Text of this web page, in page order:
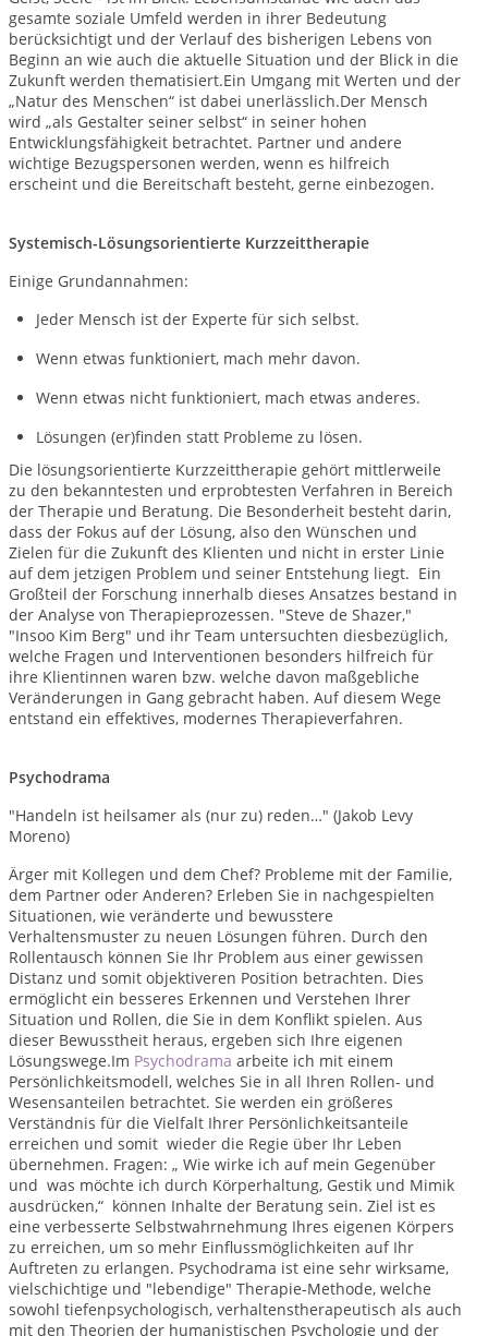
gesamte soziale Umfeld werden in ihrer Bedeutung
berücksichtigt und der Verlauf des bisherigen Lebens von
Beginn an wie auch die aktuelle Situation und der Blick in die
Zukunft werden thematisiert.Ein Umgang mit Werten und der
„Natur des Menschen“ ist dabei unerlässlich.Der Mensch
wird „als Gestalter seiner selbst“ in seiner hohen
Entwicklungsfähigkeit betrachtet. Partner und andere
wichtige Bezugspersonen werden, wenn es hilfreich
erscheint und die Bereitschaft besteht, gerne einbezogen.
Systemisch-Lösungsorientierte Kurzzeittherapie
Einige Grundannahmen:
Jeder Mensch ist der Experte für sich selbst.
Wenn etwas funktioniert, mach mehr davon.
Wenn etwas nicht funktioniert, mach etwas anderes.
Lösungen (er)finden statt Probleme zu lösen.
Die lösungsorientierte Kurzzeittherapie gehört mittlerweile
zu den bekanntesten und erprobtesten Verfahren in Bereich
der Therapie und Beratung. Die Besonderheit besteht darin,
dass der Fokus auf der Lösung, also den Wünschen und
Zielen für die Zukunft des Klienten und nicht in erster Linie
auf dem jetzigen Problem und seiner Entstehung liegt. Ein
Großteil der Forschung innerhalb dieses Ansatzes bestand in
der Analyse von Therapieprozessen. "Steve de Shazer,"
"Insoo Kim Berg" und ihr Team untersuchten diesbezüglich,
welche Fragen und Interventionen besonders hilfreich für
ihre Klientinnen waren bzw. welche davon maßgebliche
Veränderungen in Gang gebracht haben. Auf diesem Wege
entstand ein effektives, modernes Therapieverfahren.
Psychodrama
"Handeln ist heilsamer als (nur zu) reden…" (Jakob Levy
Moreno)
Ärger mit Kollegen und dem Chef? Probleme mit der Familie,
dem Partner oder Anderen? Erleben Sie in nachgespielten
Situationen, wie veränderte und bewusstere
Verhaltensmuster zu neuen Lösungen führen. Durch den
Rollentausch können Sie Ihr Problem aus einer gewissen
Distanz und somit objektiveren Position betrachten. Dies
ermöglicht ein besseres Erkennen und Verstehen Ihrer
Situation und Rollen, die Sie in dem Konflikt spielen. Aus
dieser Bewusstheit heraus, ergeben sich Ihre eigenen
Lösungswege.Im Psychodrama arbeite ich mit einem
Persönlichkeitsmodell, welches Sie in all Ihren Rollen- und
Wesensanteilen betrachtet. Sie werden ein größeres
Verständnis für die Vielfalt Ihrer Persönlichkeitsanteile
erreichen und somit wieder die Regie über Ihr Leben
übernehmen. Fragen: „ Wie wirke ich auf mein Gegenüber
und was möchte ich durch Körperhaltung, Gestik und Mimik
ausdrücken,“ können Inhalte der Beratung sein. Ziel ist es
eine verbesserte Selbstwahrnehmung Ihres eigenen Körpers
zu erreichen, um so mehr Einflussmöglichkeiten auf Ihr
Auftreten zu erlangen. Psychodrama ist eine sehr wirksame,
vielschichtige und "lebendige" Therapie-Methode, welche
sowohl tiefenpsychologisch, verhaltenstherapeutisch als auch
mit den Theorien der humanistischen Psychologie und der